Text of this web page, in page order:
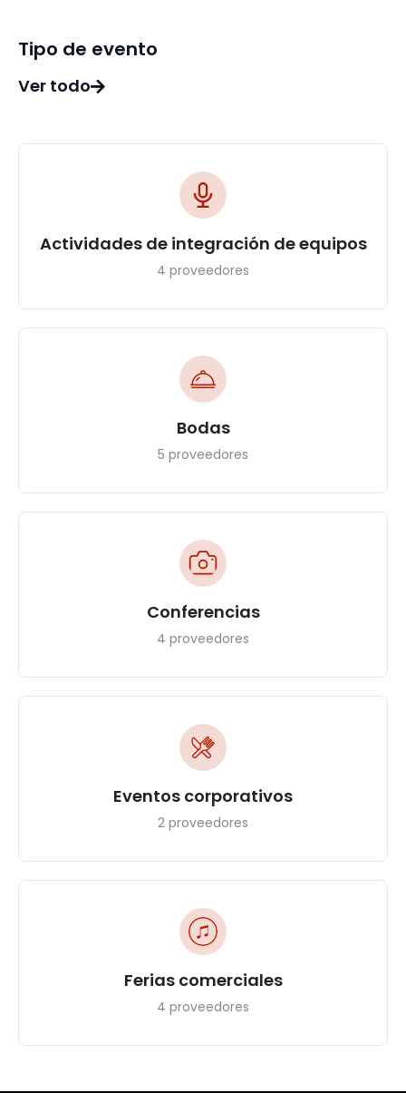
Tipo de evento
Ver todo
Actividades de integración de equipos
4 proveedores
Bodas
5 proveedores
Conferencias
4 proveedores
Eventos corporativos
2 proveedores
Ferias comerciales
4 proveedores